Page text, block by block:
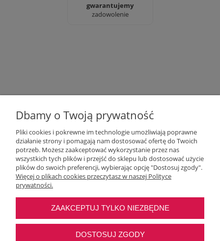
gwarantujemy
zadowolenie
Moje konto
Najczęstsze pytania
Dbamy o Twoją prywatność
Pliki cookies i pokrewne im technologie umożliwiają poprawne
działanie strony i pomagają nam dostosować ofertę do Twoich
potrzeb. Możesz zaakceptować wykorzystanie przez nas
wszystkich tych plików i przejść do sklepu lub dostosować użycie
plików do swoich preferencji, wybierając opcję "Dostosuj zgody".
Więcej o plikach cookies przeczytasz w naszej Polityce
prywatności.
ZAAKCEPTUJ TYLKO NIEZBĘDNE
DOSTOSUJ ZGODY